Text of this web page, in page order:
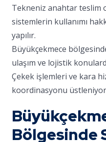
Tekneniz anahtar teslim
sistemlerin kullanımı
yapılır.
Büyükçekmece
ulaşım ve lojistik
Çekek işlemleri ve kara
koordinasyonu
Bölgesinde